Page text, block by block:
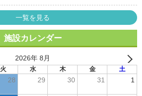
一覧を見る
施設カレンダー
2026年 8月
火 水 木 金 土
28 29 30 31 1